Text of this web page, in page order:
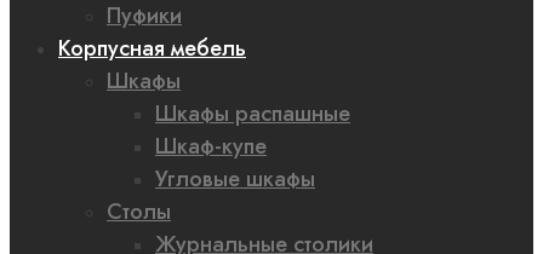
Пуфики
Корпусная мебель
Шкафы
Шкафы распашные
Шкаф-купе
Угловые шкафы
Столы
Журнальные столики